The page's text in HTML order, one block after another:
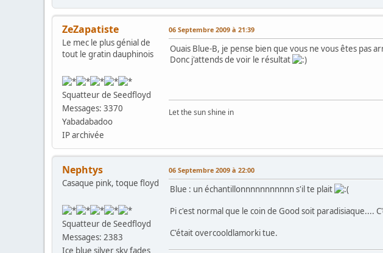
ZeZapatiste
Le mec le plus génial de
tout le gratin dauphinois
Squatteur de Seedfloyd
Messages: 3370
Yabadabadoo
IP archivée
06 Septembre 2009 à 21:39
Ouais Blue-B, je pense bien que vous ne vous êtes pas
Donc j'attends de voir le résultat
Let the sun shine in
Nephtys
Casaque pink, toque floyd
Squatteur de Seedfloyd
Messages: 2383
Ice blue silver sky fades
06 Septembre 2009 à 22:00
Blue : un échantillonnnnnnnnnnn s'il te plait
Pi c'est normal que le coin de Good soit paradisiaque....
C'était overcooldlamorki tue.